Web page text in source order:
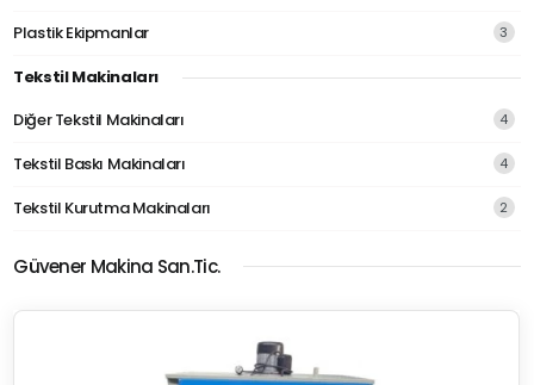
Plastik Ekipmanlar 3
Tekstil Makinaları
Diğer Tekstil Makinaları
4
Tekstil Baskı Makinaları 4
Tekstil Kurutma Makinaları 2
Güvener Makina San.Tic.